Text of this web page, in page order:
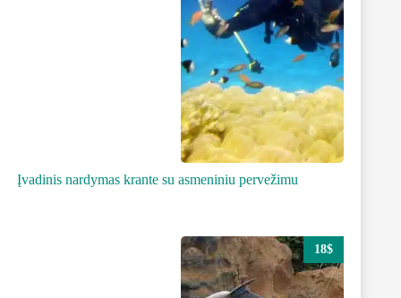
Įvadinis nardymas krante su asmeniniu pervežimu
18$